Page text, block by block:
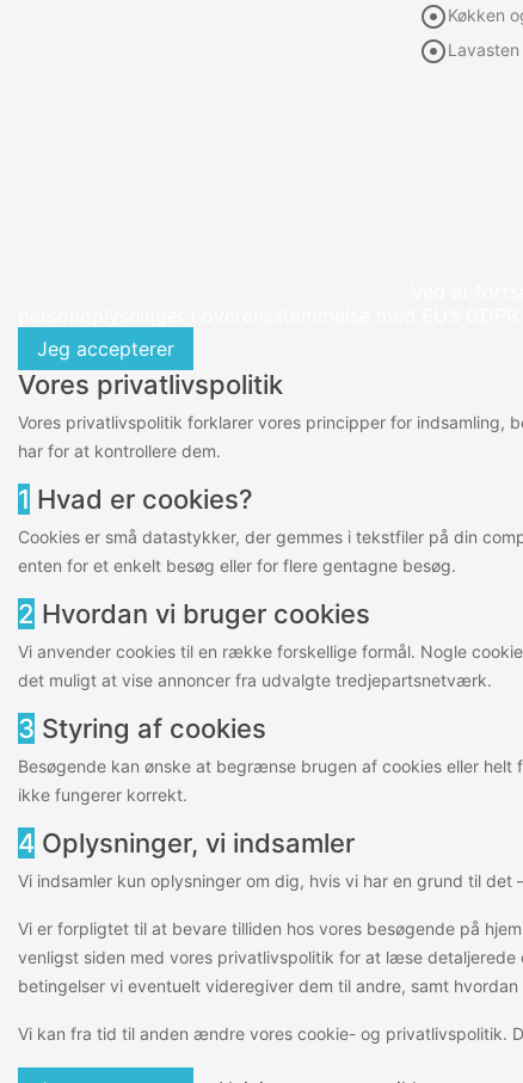
Køkken
Lavasten
Jeg accepterer
Vores privatlivspolitik
Vores privatlivspolitik forklarer vores principper for indsamling,
har for at kontrollere dem.
1 Hvad er cookies?
Cookies er små datastykker, der gemmes i tekstfiler på din
enten for et enkelt besøg eller for flere gentagne besøg.
2 Hvordan vi bruger cookies
Vi anvender cookies til en række forskellige formål. Nogle
det muligt at vise annoncer fra udvalgte tredjepartsnetværk.
3 Styring af cookies
Besøgende kan ønske at begrænse brugen af cookies eller
ikke fungerer korrekt.
4 Oplysninger, vi indsamler
Vi indsamler kun oplysninger om dig, hvis vi har en grund til
Vi er forpligtet til at bevare tilliden hos vores besøgende på
venligst siden med vores privatlivspolitik for at læse
betingelser vi eventuelt videregiver dem til andre, samt
Vi kan fra tid til anden ændre vores cookie- og privatlivspolitik.